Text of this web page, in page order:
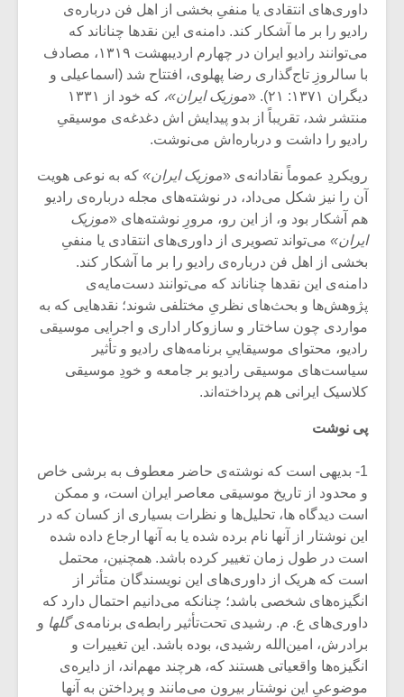
داوری‌های انتقادی یا منفیِ بخشی از اهل فن درباره‌ی
رادیو را بر ما آشکار کند. دامنه‌ی این نقدها چنان‏اند که
می‌توانند رادیو ایران در چهارم اردیبهشت ۱۳۱۹، مصادف
با سالروزِ تاج‌گذاری رضا پهلوی، افتتاح شد (اسماعیلی و
دیگران ۱۳۷۱: ۲۱). «
موزیک ایران»،
که خود از ۱۳۳۱
منتشر شد، تقریباً از بدو پیدایش اش دغدغه‌ی موسیقیِ
رادیو را داشت و درباره‌اش می‌نوشت.
رویکردِ عموماً نقادانه‌ی «موزیک ایران» که به ‏نوعی هویت
آن را نیز شکل می‌داد، در نوشته‌های مجله درباره‌ی رادیو
هم آشکار بود و، از این رو، مرورِ نوشته‌های «موزیک
ایران» می‌تواند تصویری از داوری‌های انتقادی یا منفیِ
بخشی از اهل فن درباره‌ی رادیو را بر ما آشکار کند.
دامنه‌ی این نقدها چنان‏اند که می‌توانند دست‌مایه‌ی
پژوهش‌ها و بحث‌های نظریِ مختلفی شوند؛ نقدهایی که به
مواردی چون ساختار و سازوکار اداری و اجرایی موسیقی
رادیو، محتوای موسیقاییِ برنامه‌های رادیو و تأثیر
سیاست‌های موسیقی رادیو بر جامعه و خودِ موسیقی
کلاسیک ایرانی هم پرداخته‌اند.
پی نوشت
1- بدیهی است که نوشته‌ی حاضر معطوف به برشی خاص
و محدود از تاریخ موسیقی معاصر ایران است، و ممکن
است دیدگاه ‏ها، تحلیل‌ها و نظرات بسیاری از کسان که در
این نوشتار از آنها نام برده شده یا به آنها ارجاع داده شده
است در طول زمان تغییر کرده باشد. همچنین، محتمل
است که هریک از داوری‌های این نویسندگان متأثر از
انگیزه‌های شخصی باشد؛ چنانکه می‌دانیم احتمال دارد که
داوری‌های ع. م. رشیدی تحت‌تأثیر رابطه‌ی برنامه‌یگلها و
برادرش، امین‌الله رشیدی، بوده باشد. این تغییرات و
انگیزه‌ها واقعیاتی هستند که، هرچند مهم‌اند، از دایره‌ی
موضوعیِ این نوشتار بیرون می‌مانند و پرداختن به آنها
اگر نمی توانی
مشهورترین باشی،
بدنام ترین باش